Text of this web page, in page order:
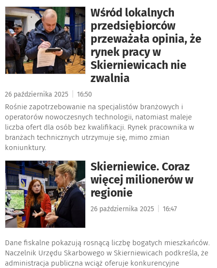
Wśród lokalnych
przedsiębiorców
przeważała opinia, że
rynek pracy w
Skierniewicach nie
zwalnia
26 października 2025 16:50
Rośnie zapotrzebowanie na specjalistów branżowych i
operatorów nowoczesnych technologii, natomiast maleje
liczba ofert dla osób bez kwalifikacji. Rynek pracownika w
branżach technicznych utrzymuje się, mimo zmian
koniunktury.
Skierniewice. Coraz
więcej milionerów w
regionie
26 października 2025 16:47
Dane fiskalne pokazują rosnącą liczbę bogatych mieszkańców.
Naczelnik Urzędu Skarbowego w Skierniewicach podkreśla, że
administracja publiczna wciąż oferuje konkurencyjne